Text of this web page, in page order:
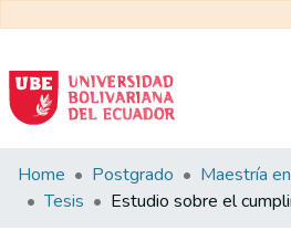
Communities
&
Home Postgrado
Tesis